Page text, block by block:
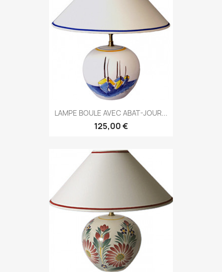
LAMPE BOULE AVEC ABAT-JOUR...
125,00 €